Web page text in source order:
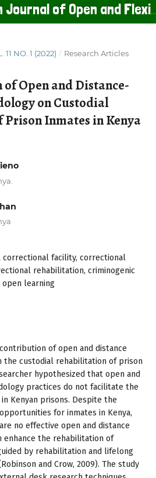
11 NO. 1 (2022) / Research Articles
Open and Distance-
on Custodial
Inmates in Kenya
correctional facility, correctional
rehabilitation, criminogenic
open learning
of open and distance
the custodial rehabilitation of prison
hypothesized that open and
practices do not facilitate the
Kenyan prisons. Despite the
for inmates in Kenya,
no effective open and distance
enhance the rehabilitation of
by rehabilitation and lifelong
and Crow, 2009). The study